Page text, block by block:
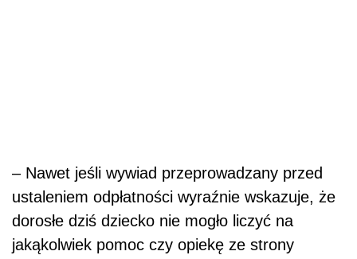
– Nawet jeśli wywiad przeprowadzany przed
ustaleniem odpłatności wyraźnie wskazuje, że
dorosłe dziś dziecko nie mogło liczyć na
jakąkolwiek pomoc czy opiekę ze strony